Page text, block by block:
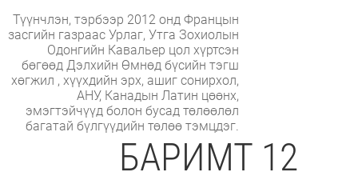
Түүнчлэн, тэрбээр 2012 онд Францын
засгийн газраас Урлаг, Утга Зохиолын
Одонгийн Кавальер цол хүртсэн
бөгөөд Дэлхийн Өмнөд бүсийн тэгш
хөгжил , хүүхдийн эрх, ашиг сонирхол,
АНУ, Канадын Латин цөөнх,
эмэгтэйчүүд болон бусад төлөөлөл
багатай бүлгүүдийн төлөө тэмцдэг.
БАРИМТ 12